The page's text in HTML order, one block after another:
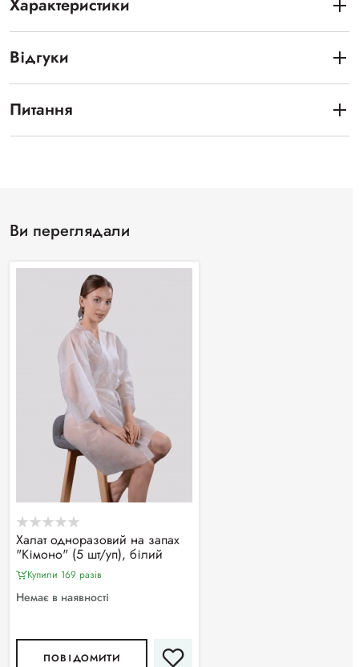
Характеристики
Відгуки
Питання
Ви переглядали
Халат одноразовий на запах
"Кімоно" (5 шт/уп), білий
Купили 169 разiв
Немає в наявності
ПОВІДОМИТИ